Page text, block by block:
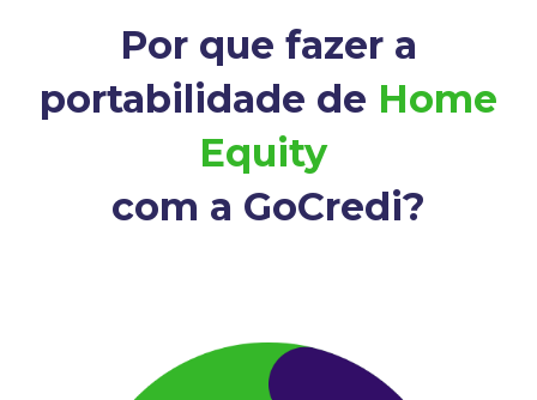
Por que fazer a
portabilidade de Home
Equity
com a GoCredi?